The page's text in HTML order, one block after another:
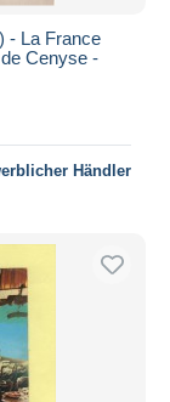
- La France
Cenyse -
Händler